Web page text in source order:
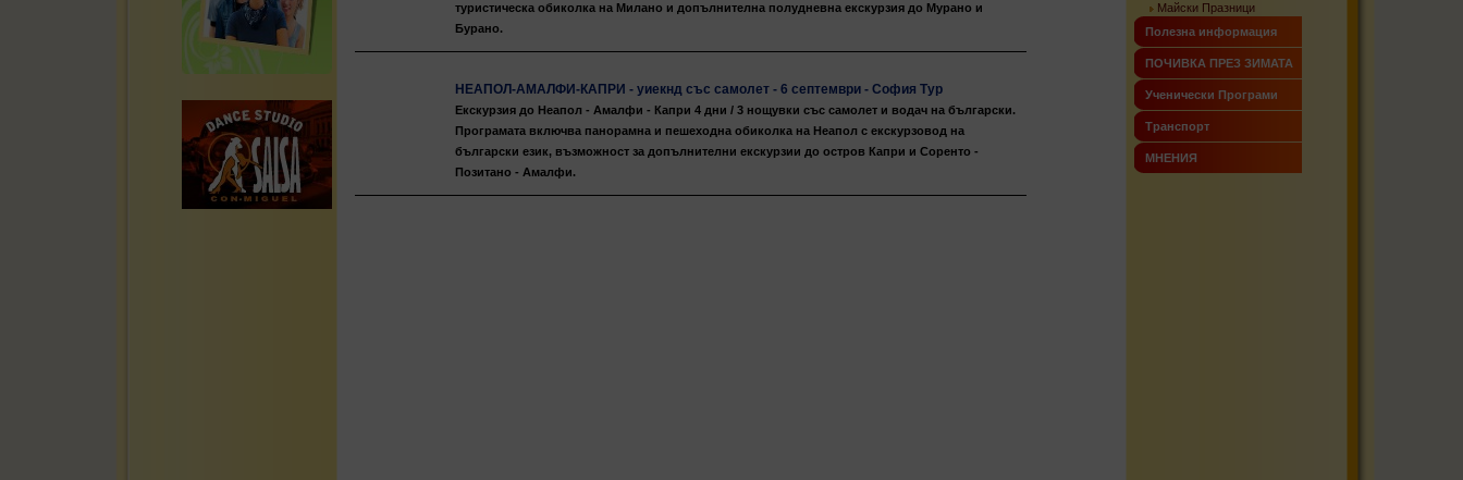
туристическа обиколка на Милано и допълнителна полудневна екскурзия до Мурано и
Бурано.
НЕАПОЛ-АМАЛФИ-КАПРИ - уиекнд със самолет - 6 септември - София Тур
Екскурзия до Неапол - Амалфи - Капри 4 дни / 3 нощувки със самолет и водач на български.
Програмата включва панорамна и пешеходна обиколка на Неапол с екскурзовод на
български език, възможност за допълнителни екскурзии до остров Капри и Соренто -
Позитано - Амалфи.
Майски Празници
Полезна информация
ПОЧИВКА ПРЕЗ ЗИМАТА
Ученически Програми
Транспорт
МНЕНИЯ